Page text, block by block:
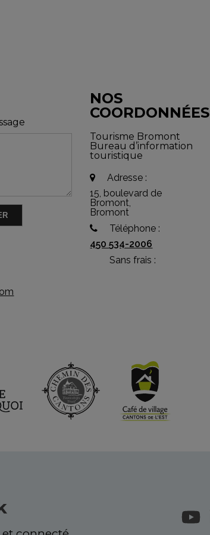
NOS
COORDONNÉES
Tourisme Bromont
Bureau d’information
touristique
Adresse :
15, boulevard de
Bromont,
Bromont
Téléphone :
450 534-2006
Sans frais :